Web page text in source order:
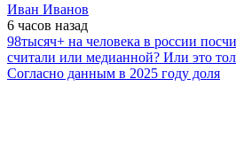
Иван Иванов
6 часов назад
98тысяч+ на человека в россии
считали или медианной? Или это
Согласно данным в 2025 году доля